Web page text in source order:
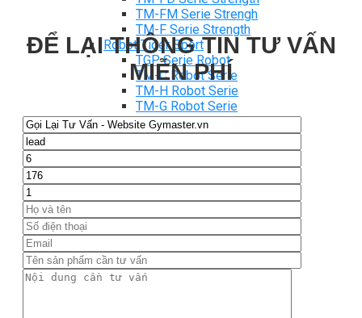
TM-FM Serie Strengh
TM-F Serie Strength
Robot Tiger Sport
TGP Serie Robot
TM-C Robot Serie
TM-H Robot Serie
TM-G Robot Serie
TM-PL Robot Serie
Free weight Tiger Sport
TGP Serie Free Weight
TGS Serie Free Weight
TGF Serie Free Weight
TM Serie Free Weight
TM-F Serie Free Weight
TM-C Serie Free Weight
TM-360 Serie
ĐỂ LẠI THÔNG TIN TƯ VẤN
MIỄN PHÍ